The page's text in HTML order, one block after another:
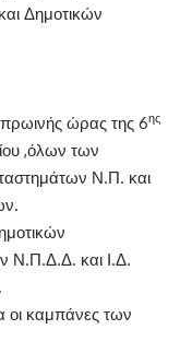
Δημοτικών
πρωινής ώρας της 6ης
,όλων των
Ν.Π. και
Ν.Π.Δ.Δ. και Ι.Δ.
καμπάνες των